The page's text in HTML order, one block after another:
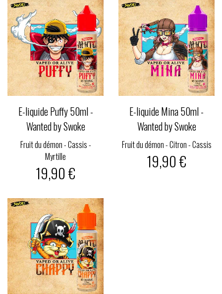
E-liquide Puffy 50ml -
Wanted by Swoke
Fruit du démon - Cassis -
Myrtille
19,90 €
E-liquide Mina 50ml -
Wanted by Swoke
Fruit du démon - Citron - Cassis
19,90 €